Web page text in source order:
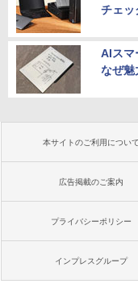
チェッ
AIスマ
なぜ魅
本サイトのご利用について
広告掲載のご案内
プライバシーポリシー
インプレスグループ